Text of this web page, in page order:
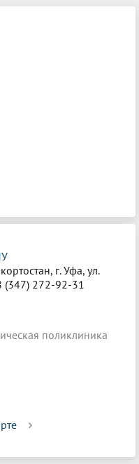
г. Уфа, ул.
(347) 272-92-31
поликлиника